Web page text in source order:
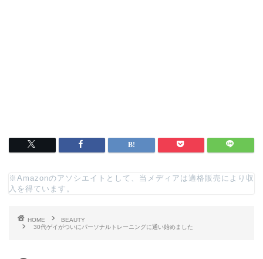
※Amazonのアソシエイトとして、当メディアは適格販売により収
入を得ています。
HOME
BEAUTY
30代ゲイがついにパーソナルトレーニングに通い始めました